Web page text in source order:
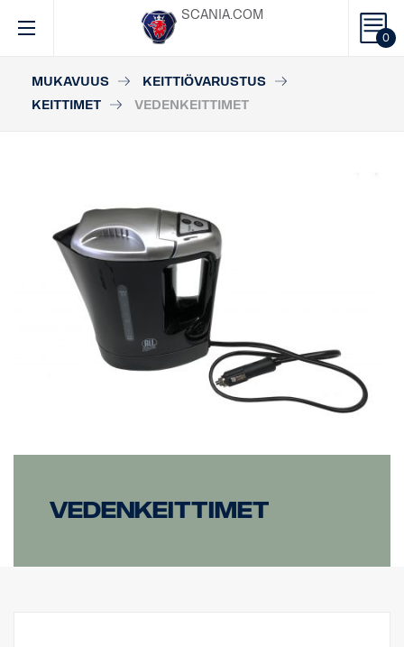
0
SCANIA.COM
MUKAVUUS
KEITTIÖVARUSTUS
KEITTIMET
VEDENKEITTIMET
Vedenkeittimet